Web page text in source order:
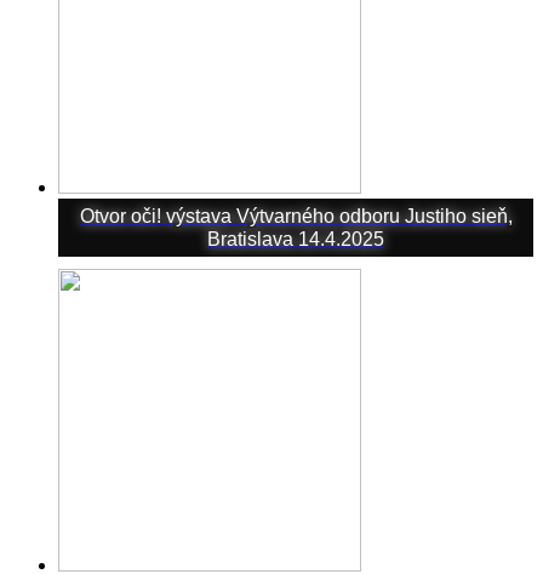
Otvor oči! výstava Výtvarného odboru Justiho sieň,
Bratislava 14.4.2025